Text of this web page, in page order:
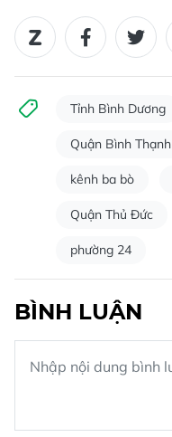
Tỉnh Bình Dương
Quận Bình Thạnh
kênh ba bò
Quận Thủ Đức
phường 24
BÌNH LUẬN